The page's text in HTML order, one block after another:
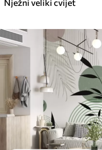
Nježni veliki cvijet